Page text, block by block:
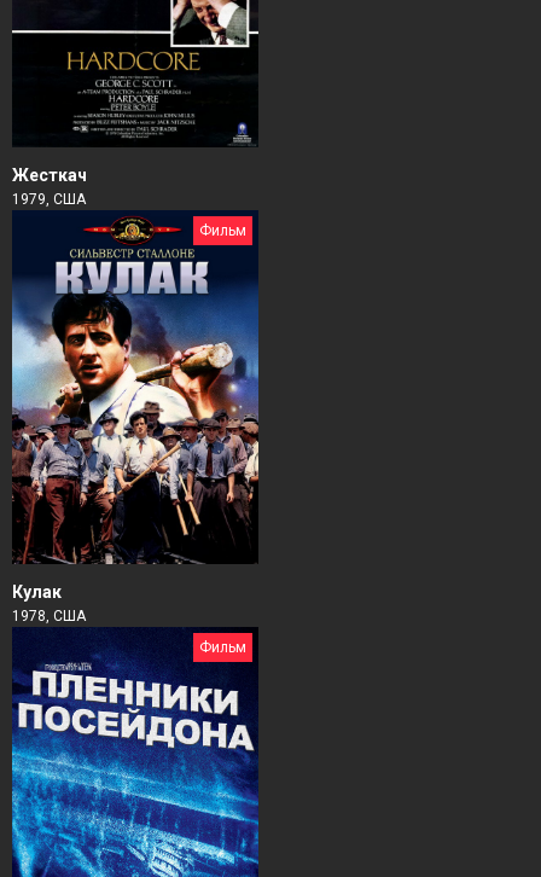
Жесткач
1979, США
Фильм
Кулак
1978, США
Фильм